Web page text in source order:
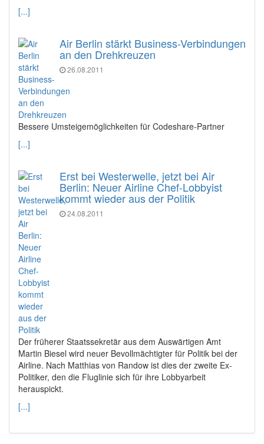
[...]
Air Berlin stärkt Business-Verbindungen
an den Drehkreuzen
26.08.2011
Bessere Umsteigemöglichkeiten für Codeshare-Partner
[...]
Erst bei Westerwelle, jetzt bei Air
Berlin: Neuer Airline Chef-Lobbyist
kommt wieder aus der Politik
24.08.2011
Der früherer Staatssekretär aus dem Auswärtigen Amt
Martin Biesel wird neuer Bevollmächtigter für Politik bei der
Airline. Nach Matthias von Randow ist dies der zweite Ex-
Politiker, den die Fluglinie sich für ihre Lobbyarbeit
herauspickt.
[...]